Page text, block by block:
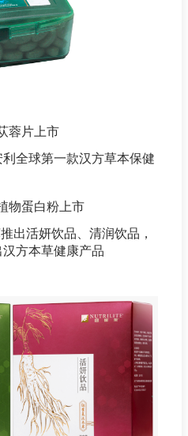
蓉片上市
全球第一款汉方草本保健
物蛋白粉上市
出活妍饮品、清润饮品，
方本草健康产品